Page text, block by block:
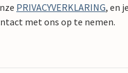
PRIVACYVERKLARING, en
met ons op te nemen.